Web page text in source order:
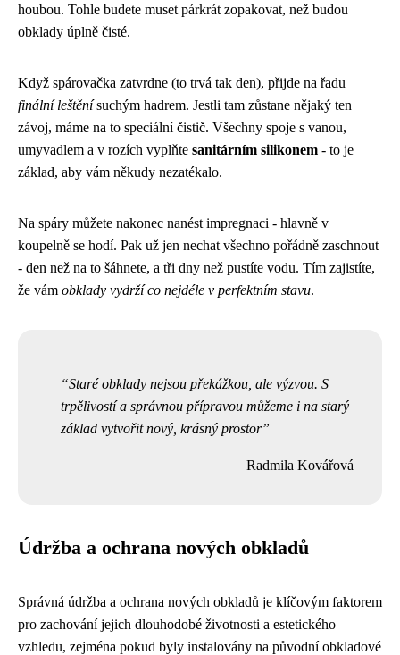
houbou. Tohle budete muset párkrát zopakovat, než budou
obklady úplně čisté.
Když spárovačka zatvrdne (to trvá tak den), přijde na řadu
finální leštěnísuchým hadrem. Jestli tam zůstane nějaký ten
závoj, máme na to speciální čistič. Všechny spoje s vanou,
umyvadlem a v rozích vyplňte sanitárním silikonem - to je
základ, aby vám někudy nezatékalo.
Na spáry můžete nakonec nanést impregnaci - hlavně v
koupelně se hodí. Pak už jen nechat všechno pořádně zaschnout
- den než na to šáhnete, a tři dny než pustíte vodu. Tím zajistíte,
že vám obklady vydrží co nejdéle v perfektním stavu.
Staré obklady nejsou překážkou, ale výzvou. S
trpělivostí a správnou přípravou můžeme i na starý
základ vytvořit nový, krásný prostor
Radmila Kovářová
Údržba a ochrana nových obkladů
Správná údržba a ochrana nových obkladů je klíčovým faktorem
pro zachování jejich dlouhodobé životnosti a estetického
vzhledu, zejména pokud byly instalovány na původní obkladové